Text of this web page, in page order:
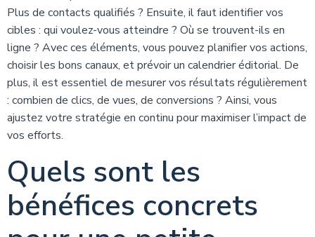
Plus de contacts qualifiés ? Ensuite, il faut identifier vos
cibles : qui voulez-vous atteindre ? Où se trouvent-ils en
ligne ? Avec ces éléments, vous pouvez planifier vos actions,
choisir les bons canaux, et prévoir un calendrier éditorial. De
plus, il est essentiel de mesurer vos résultats régulièrement
: combien de clics, de vues, de conversions ? Ainsi, vous
ajustez votre stratégie en continu pour maximiser l’impact de
vos efforts.
Quels sont les
bénéfices concrets